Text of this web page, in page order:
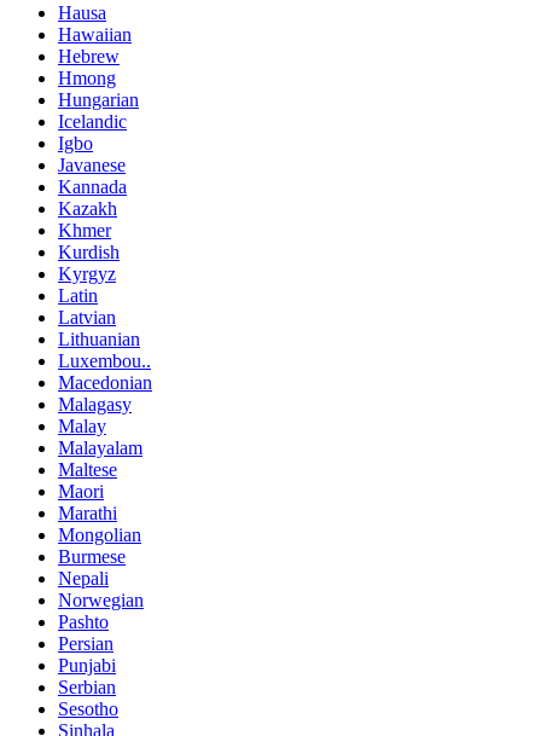
Hausa
Hawaiian
Hebrew
Hmong
Hungarian
Icelandic
Igbo
Javanese
Kannada
Kazakh
Khmer
Kurdish
Kyrgyz
Latin
Latvian
Lithuanian
Luxembou..
Macedonian
Malagasy
Malay
Malayalam
Maltese
Maori
Marathi
Mongolian
Burmese
Nepali
Norwegian
Pashto
Persian
Punjabi
Serbian
Sesotho
Sinhala